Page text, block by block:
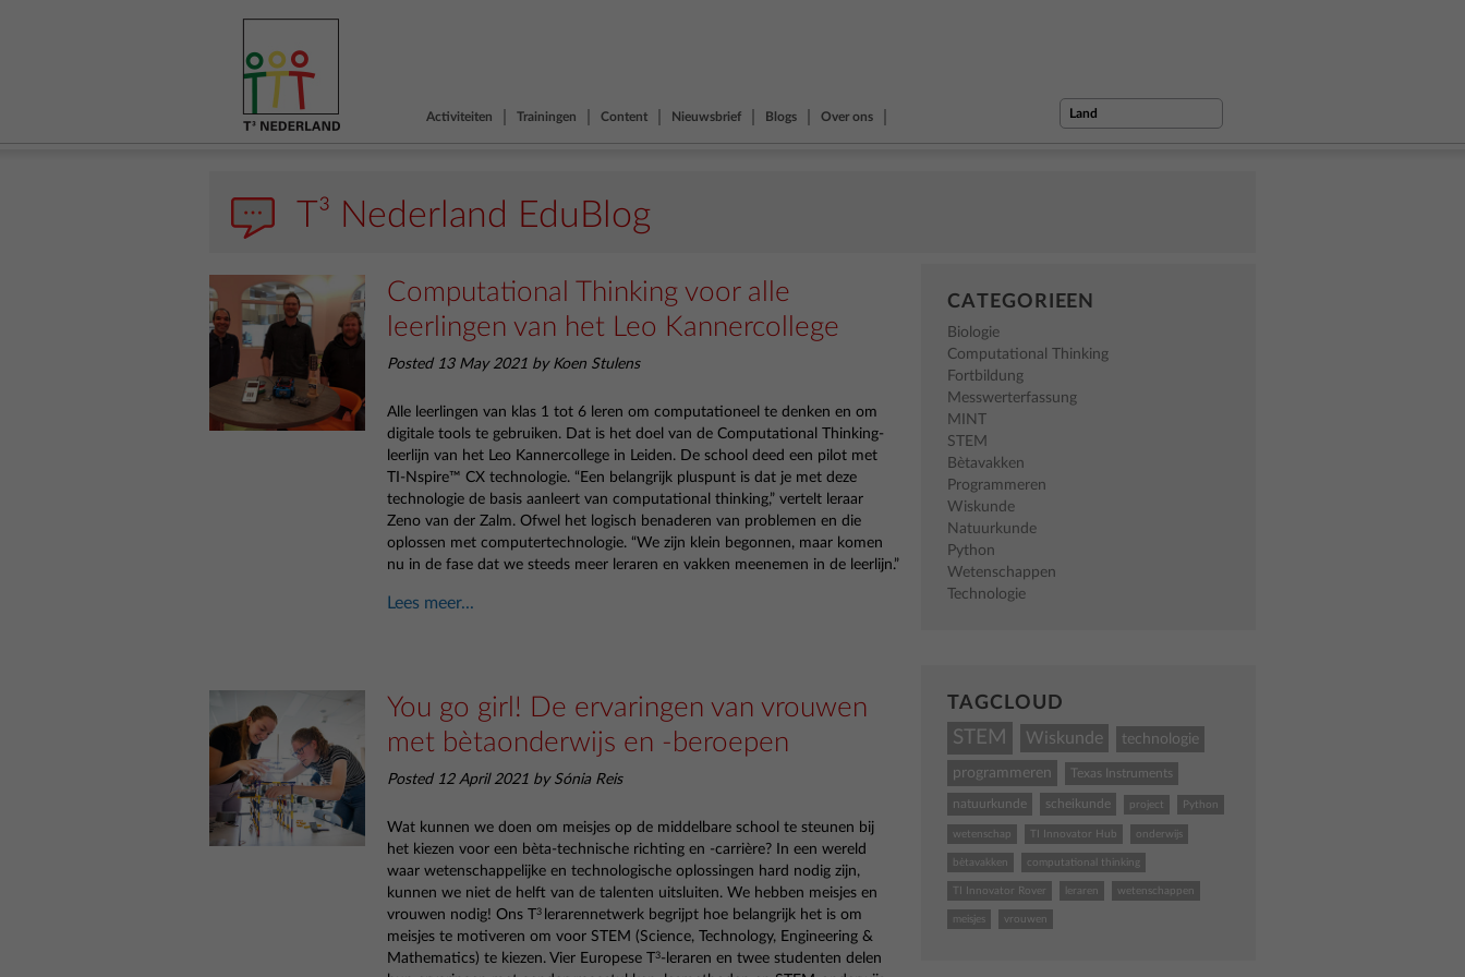
Activiteiten Trainingen Content Nieuwsbrief Blogs Over ons
T³ Nederland EduBlog
Computational Thinking voor alle
leerlingen van het Leo Kannercollege
Posted 13 May 2021 by Koen Stulens
Alle leerlingen van klas 1 tot 6 leren om computationeel te denken en om
digitale tools te gebruiken. Dat is het doel van de Computational Thinking-
leerlijn van het Leo Kannercollege in Leiden. De school deed een pilot met
TI-Nspire™ CX technologie. “Een belangrijk pluspunt is dat je met deze
technologie de basis aanleert van computational thinking,” vertelt leraar
Zeno van der Zalm. Ofwel het logisch benaderen van problemen en die
oplossen met computertechnologie. “We zijn klein begonnen, maar komen
nu in de fase dat we steeds meer leraren en vakken meenemen in de leerlijn.”
Lees meer...
You go girl! De ervaringen van vrouwen
met bètaonderwijs en -beroepen
Posted 12 April 2021 by Sónia Reis
Wat kunnen we doen om meisjes op de middelbare school te steunen bij
het kiezen voor een bèta-technische richting en -carrière? In een wereld
waar wetenschappelijke en technologische oplossingen hard nodig zijn,
kunnen we niet de helft van de talenten uitsluiten. We hebben meisjes en
vrouwen nodig! Ons T3 lerarennetwerk begrijpt hoe belangrijk het is om
meisjes te motiveren om voor STEM (Science, Technology, Engineering &
Mathematics) te kiezen. Vier Europese T3-leraren en twee studenten delen
CATEGORIEEN
Biologie
Computational Thinking
Fortbildung
Messwerterfassung
MINT
STEM
Bètavakken
Programmeren
Wiskunde
Natuurkunde
Python
Wetenschappen
Technologie
TAGCLOUD
STEM Wiskunde technologie
programmeren Texas Instruments
natuurkunde scheikunde project Python
wetenschap TI Innovator Hub onderwijs
bètavakken computational thinking
TI Innovator Rover leraren wetenschappen
meisjes vrouwen